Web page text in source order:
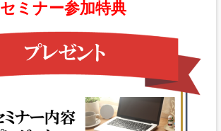
セミナー参加特典